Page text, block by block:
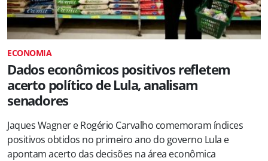
ECONOMIA
Dados econômicos positivos refletem
acerto político de Lula, analisam
senadores
Jaques Wagner e Rogério Carvalho comemoram índices
positivos obtidos no primeiro ano do governo Lula e
apontam acerto das decisões na área econômica